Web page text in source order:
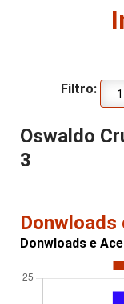
Filtro:
Oswaldo
3
Donwloads
Donwloads e